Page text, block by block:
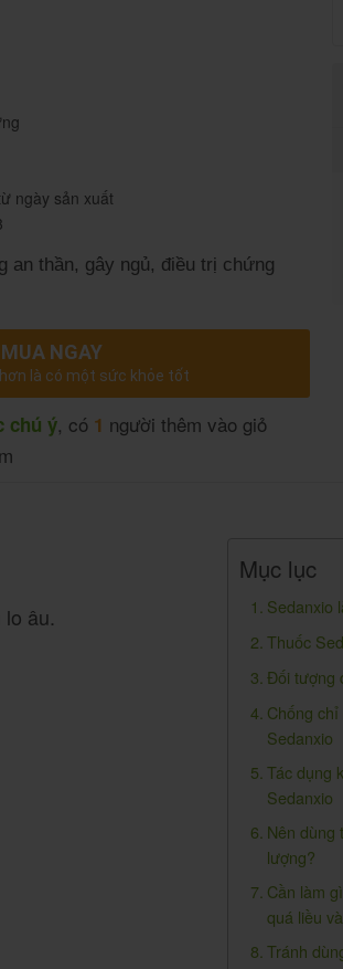
ngày sản xuất
an thần, gây ngủ, điều trị chứng
MUA NGAY
là có một sức khỏe tốt
chú ý, có 1 người thêm vào giỏ
âu.
Mục lục
Sedanxio
Thuốc
Đối tượng
Chống
Sedanxio
Tác dụng
Sedanxio
Nên dùng
lượng?
Cần làm
quá liều
Tránh